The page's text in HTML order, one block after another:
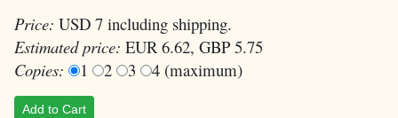
Price: USD 7 including shipping.
Estimated price: EUR 6.62, GBP 5.75
Copies:
1 2 3 4 (maximum)
Add to Cart